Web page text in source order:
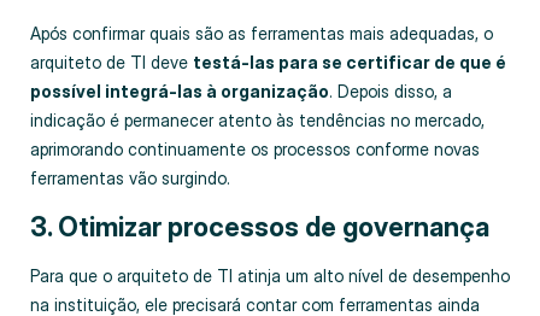
Após confirmar quais são as ferramentas mais adequadas, o
arquiteto de TI deve testá-las para se certificar de que é
possível integrá-las à organização. Depois disso, a
indicação é permanecer atento às tendências no mercado,
aprimorando continuamente os processos conforme novas
ferramentas vão surgindo.
3. Otimizar processos de governança
Para que o arquiteto de TI atinja um alto nível de desempenho
na instituição, ele precisará contar com ferramentas ainda